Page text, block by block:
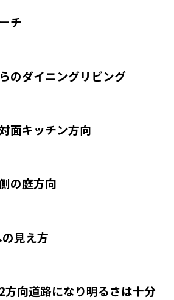
チ
のダイニングリビング
面キッチン方向
の庭方向
見え方
方向道路になり明るさは十分